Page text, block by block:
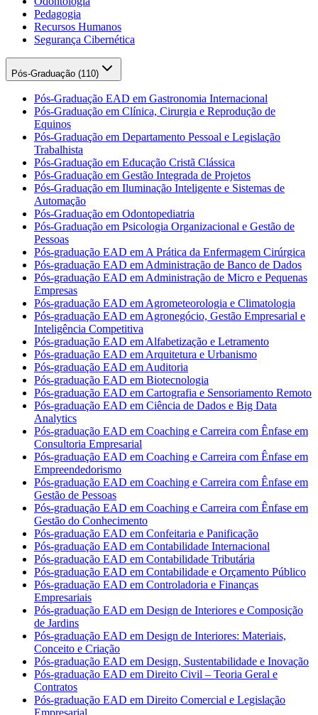
Pedagogia
Recursos Humanos
Segurança Cibernética
Pós-Graduação (110)
Pós-Graduação EAD em Gastronomia Internacional
Pós-Graduação em Clínica, Cirurgia e Reprodução de
Equinos
Pós-Graduação em Departamento Pessoal e Legislação
Trabalhista
Pós-Graduação em Educação Cristã Clássica
Pós-Graduação em Gestão Integrada de Projetos
Pós-Graduação em Iluminação Inteligente e Sistemas de
Automação
Pós-Graduação em Odontopediatria
Pós-Graduação em Psicologia Organizacional e Gestão de
Pessoas
Pós-graduação EAD em A Prática da Enfermagem Cirúrgica
Pós-graduação EAD em Administração de Banco de Dados
Pós-graduação EAD em Administração de Micro e Pequenas
Empresas
Pós-graduação EAD em Agrometeorologia e Climatologia
Pós-graduação EAD em Agronegócio, Gestão Empresarial e
Inteligência Competitiva
Pós-graduação EAD em Alfabetização e Letramento
Pós-graduação EAD em Arquitetura e Urbanismo
Pós-graduação EAD em Auditoria
Pós-graduação EAD em Biotecnologia
Pós-graduação EAD em Cartografia e Sensoriamento Remoto
Pós-graduação EAD em Ciência de Dados e Big Data
Analytics
Pós-graduação EAD em Coaching e Carreira com Ênfase em
Consultoria Empresarial
Pós-graduação EAD em Coaching e Carreira com Ênfase em
Empreendedorismo
Pós-graduação EAD em Coaching e Carreira com Ênfase em
Gestão de Pessoas
Pós-graduação EAD em Coaching e Carreira com Ênfase em
Gestão do Conhecimento
Pós-graduação EAD em Confeitaria e Panificação
Pós-graduação EAD em Contabilidade Internacional
Pós-graduação EAD em Contabilidade Tributária
Pós-graduação EAD em Contabilidade e Orçamento Público
Pós-graduação EAD em Controladoria e Finanças
Empresariais
Pós-graduação EAD em Design de Interiores e Composição
de Jardins
Pós-graduação EAD em Design de Interiores: Materiais,
Conceito e Criação
Pós-graduação EAD em Design, Sustentabilidade e Inovação
Pós-graduação EAD em Direito Civil – Teoria Geral e
Contratos
Pós-graduação EAD em Direito Comercial e Legislação